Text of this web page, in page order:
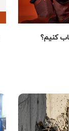
کنیم؟